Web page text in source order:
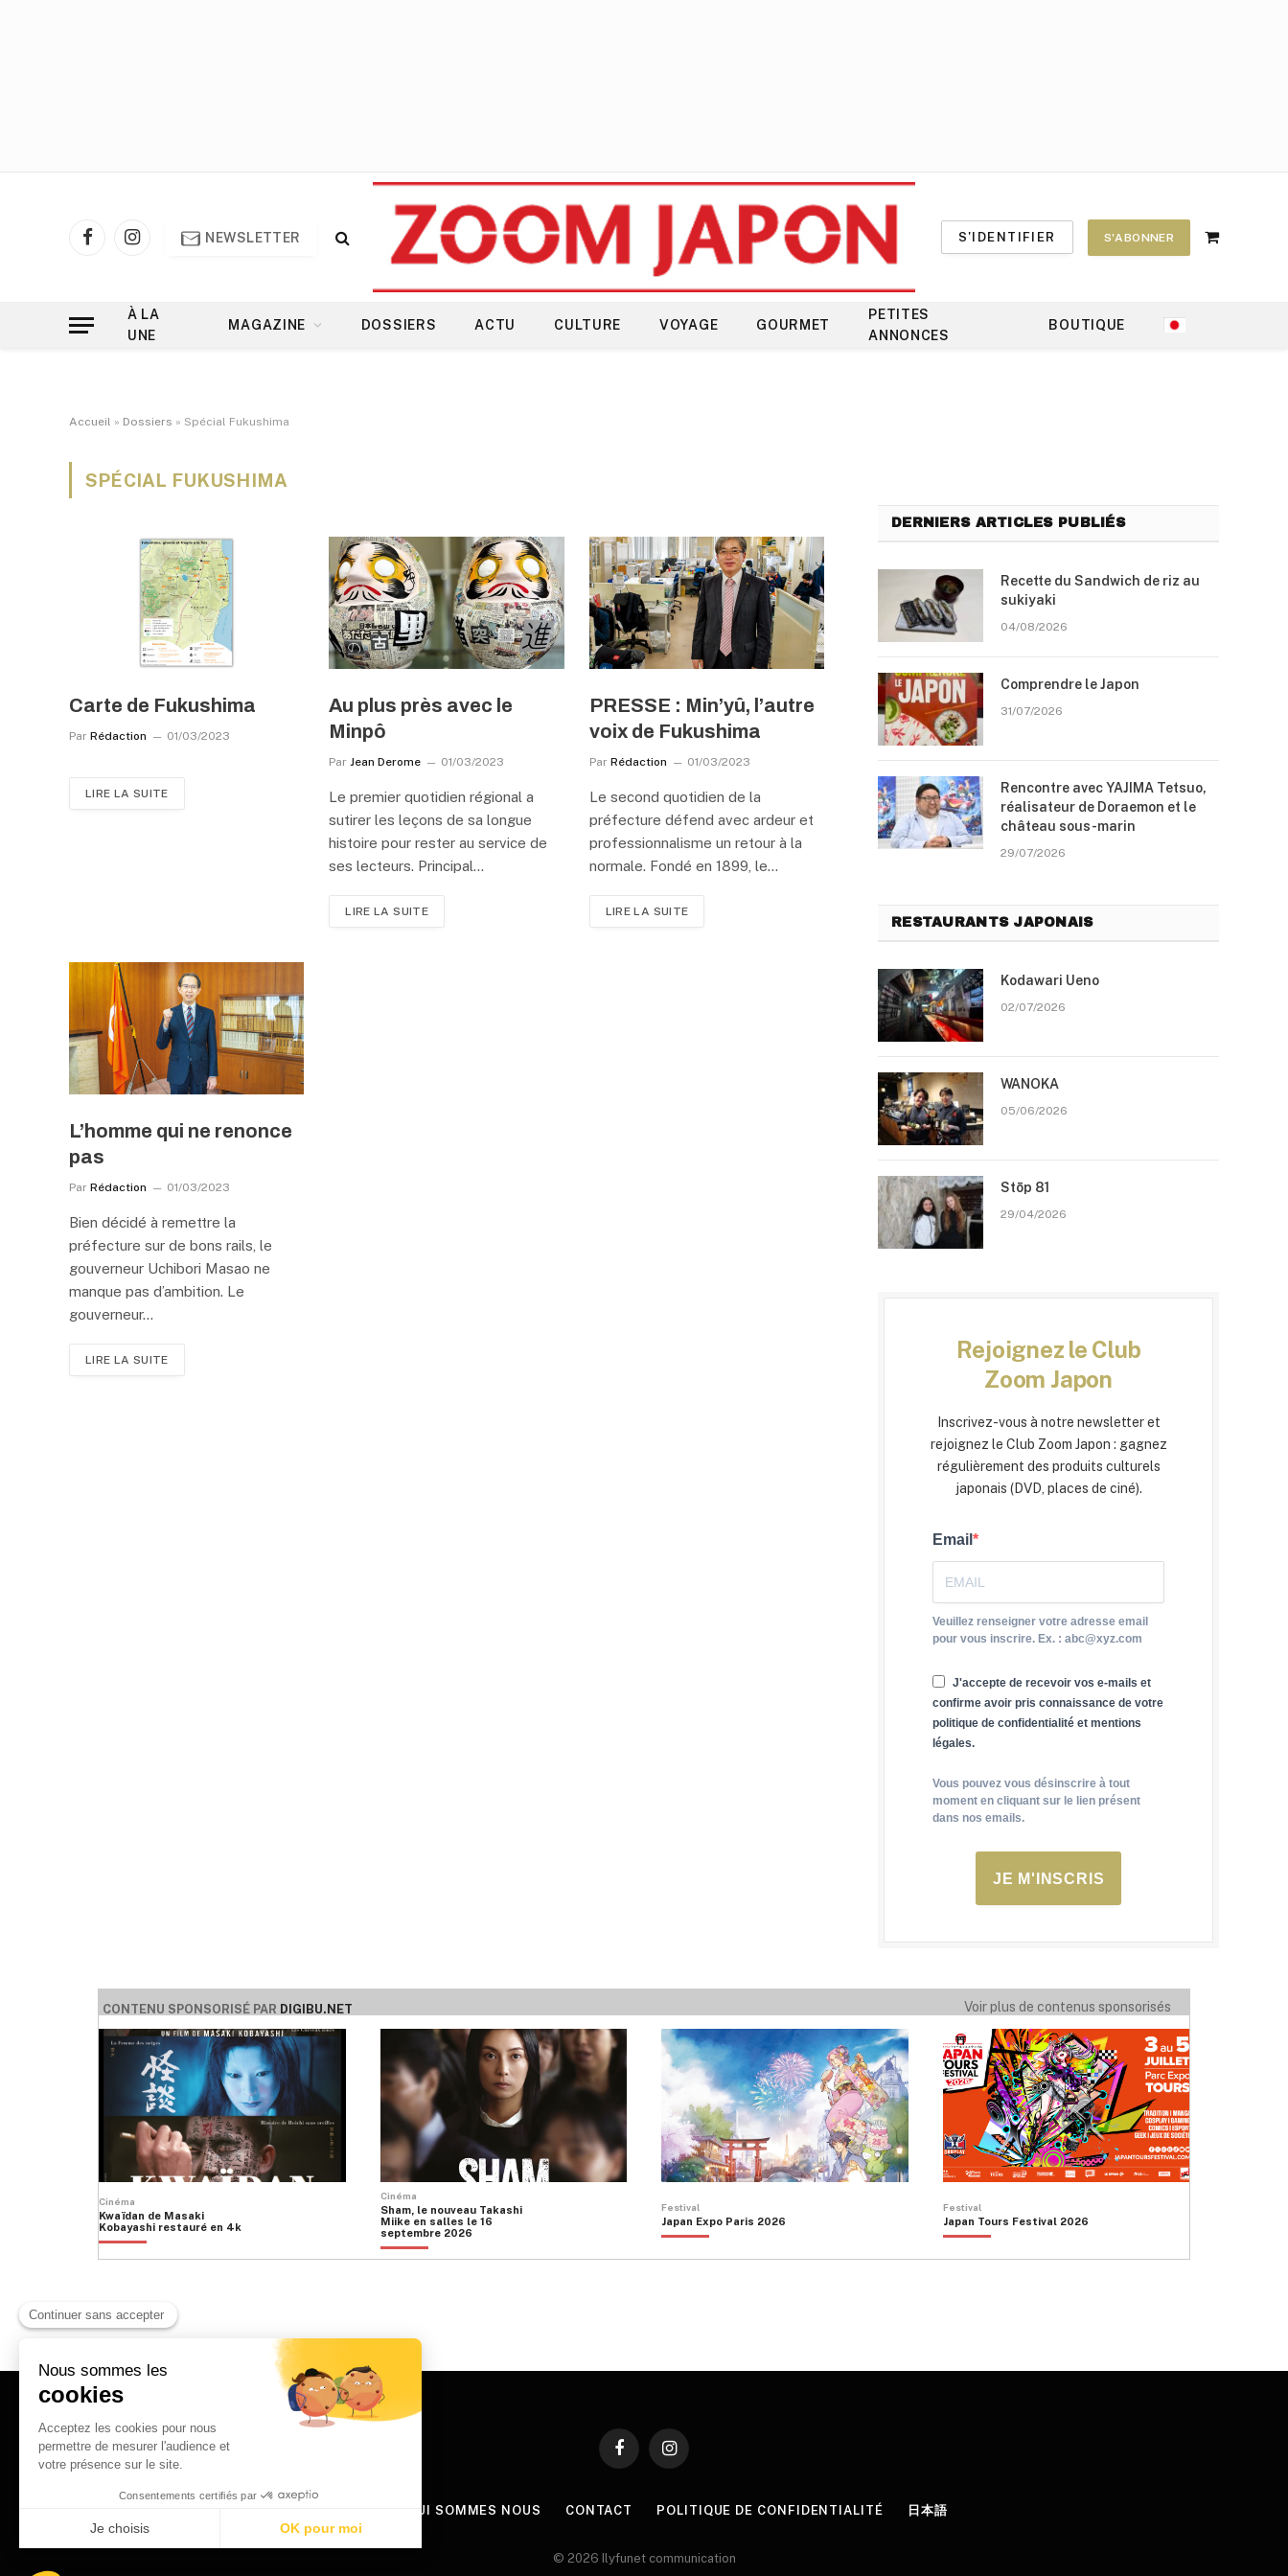
FacebookInstagram
NEWSLETTER S'IDENTIFIER S'ABONNER
Shopping
À LA
UNE
MAGAZINE DOSSIERS ACTU CULTURE VOYAGE GOURMET
PETITES
ANNONCES
BOUTIQUE
Accueil » Dossiers » Spécial Fukushima
SPÉCIAL FUKUSHIMA
Carte de Fukushima
Par Rédaction 01/03/2023
LIRE LA SUITE
Au plus près avec le
Minpô
Par Jean Derome 01/03/2023
Le premier quotidien régional a
sutirer les leçons de sa longue
histoire pour rester au service de
ses lecteurs. Principal…
LIRE LA SUITE
PRESSE : Min’yû, l’autre
voix de Fukushima
Par Rédaction 01/03/2023
Le second quotidien de la
préfecture défend avec ardeur et
professionnalisme un retour à la
normale. Fondé en 1899, le…
LIRE LA SUITE
L’homme qui ne renonce
pas
Par Rédaction 01/03/2023
Bien décidé à remettre la
préfecture sur de bons rails, le
gouverneur Uchibori Masao ne
manque pas d’ambition. Le
gouverneur…
LIRE LA SUITE
DERNIERS ARTICLES PUBLIÉS
Recette du Sandwich de riz au
sukiyaki
04/08/2026
Comprendre le Japon
31/07/2026
Rencontre avec YAJIMA Tetsuo,
réalisateur de Doraemon et le
château sous-marin
29/07/2026
RESTAURANTS JAPONAIS
Kodawari Ueno
02/07/2026
WANOKA
05/06/2026
Stōp 81
29/04/2026
Rejoignez le Club
Zoom Japon
Inscrivez-vous à notre newsletter et
rejoignez le Club Zoom Japon : gagnez
régulièrement des produits culturels
japonais (DVD, places de ciné).
Email
Veuillez renseigner votre adresse email
pour vous inscrire. Ex. : abc@xyz.com
J'accepte de recevoir vos e-mails et
confirme avoir pris connaissance de votre
politique de confidentialité et mentions
légales.
Vous pouvez vous désinscrire à tout
moment en cliquant sur le lien présent
dans nos emails.
JE M'INSCRIS
CONTENU SPONSORISÉ PAR DIGIBU.NET Voir plus de contenus sponsorisés
Cinéma
Kwaïdan de Masaki
Kobayashi restauré en 4k
Cinéma
Sham, le nouveau Takashi
Miike en salles le 16
septembre 2026
Festival
Japan Expo Paris 2026
Festival
Japan Tours Festival 2026
FacebookInstagram
QUI SOMMES NOUS CONTACT POLITIQUE DE CONFIDENTIALITÉ 日本語
© 2026 Ilyfunet communication